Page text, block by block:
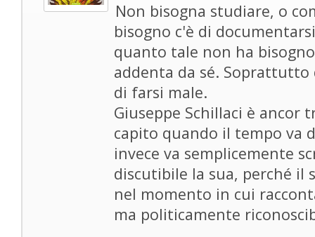
Non bisogna studiare, o
bisogno c'è di
quanto tale non ha
addenta da sé. Soprattutto
di farsi male.
Giuseppe Schillaci è ancor
capito quando il tempo va
invece va semplicemente
discutibile la sua, perché il
nel momento in cui
ma politicamente